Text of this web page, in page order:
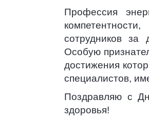
Профессия
сотрудников за
Особую
достижения
специалистов,
Поздравляю с
здоровья!